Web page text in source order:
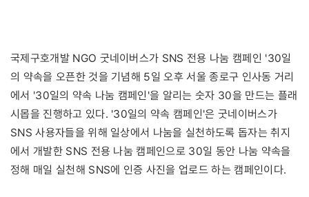
국제구호개발 NGO 굿네이버스가 SNS 전용 나눔 캠페인 '30일
의 약속을 오픈한 것을 기념해 5일 오후 서울 종로구 인사동 거리
에서 '30일의 약속 나눔 캠페인'을 알리는 숫자 30을 만드는 플래
시몹을 진행하고 있다. '30일의 약속 캠페인'은 굿네이버스가
SNS 사용자들을 위해 일상에서 나눔을 실천하도록 돕자는 취지
에서 개발한 SNS 전용 나눔 캠페인으로 30일 동안 나눔 약속을
정해 매일 실천해 SNS에 인증 사진을 업로드 하는 캠페인이다.